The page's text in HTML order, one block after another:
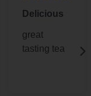
Delicious
great
tasting tea